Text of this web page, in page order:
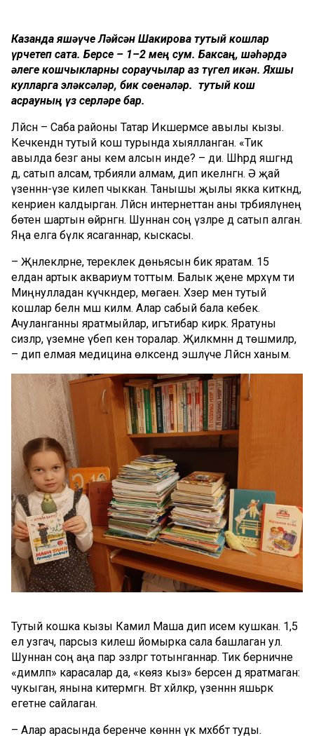
Казанда яшәүче Ләйсән Шакирова тутый кошлар
үрчетеп сата. Берсе – 1–2 мең сум. Баксаң, шәһәрдә
әлеге кошчыкларны сораучылар аз түгел икән. Яхшы
кулларга эләксәләр, бик сөенәләр. Ә тутый кош
асрауның үз серләре бар.
Ләйсән – Саба районы Татар Икшермәсе авылы кызы.
Кечкенәдән тутый кош турында хыялланган. «Тик
авылда безгә аны кем алсын инде? – ди. Шәһәрдә яшәгәндә
дә, сатып алсам, тәрбияли алмам, дип икеләнгән. Ә җай
үзеннән-үзе килеп чыккан. Танышы җылы якка киткәндә,
кенәриен калдырган. Ләйсән интернеттан аны тәрбияләүнең
бөтен шартын өйрәнгән. Шуннан соң үзләре дә сатып алган.
Яңа елга бүләк ясаганнар, кыскасы.
– Җәнлекләрне, тереклек дөньясын бик яратам. 15
елдан артык аквариум тоттым. Балык җене мәрхүм әти
Миңнулладан күчкәндер, мөгаен. Хәзер менә тутый
кошлар белән мәш киләм. Алар сабый бала кебек.
Ачуланганны яратмыйлар, игътибар кирәк. Яратуны
сизәләр, үземне үбеп кенә торалар. Җилкәмнән дә төшмиләр,
– дип елмая медицина өлкәсендә эшләүче Ләйсән ханым.
Тутый кошка кызы Камилә Маша дип исем кушкан. 1,5
ел узгач, парсыз килеш йомырка сала башлаган ул.
Шуннан соң аңа пар эзләргә тотынганнар. Тик берничәне
«димләп» карасалар да, «көяз кыз» берсен дә яратмаган:
чукыган, янына китермәгән. Вәт хәйләкәр, үзеннән яшьрәк
егетне сайлаган.
– Алар арасында беренче көннән үк мәхәббәт туды.